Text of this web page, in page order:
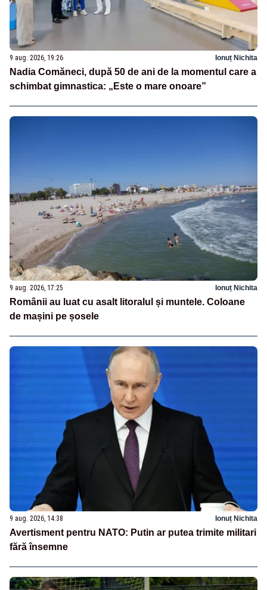
9 aug. 2026, 19:26 Ionuț Nichita
Nadia Comăneci, după 50 de ani de la momentul care a
schimbat gimnastica: „Este o mare onoare”
9 aug. 2026, 17:25 Ionuț Nichita
Românii au luat cu asalt litoralul și muntele. Coloane
de mașini pe șosele
9 aug. 2026, 14:38 Ionuț Nichita
Avertisment pentru NATO: Putin ar putea trimite militari
fără însemne